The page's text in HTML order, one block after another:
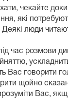
чекайте
які
Деякі люди
час розмови
Вас говорити
щойно
Вас,